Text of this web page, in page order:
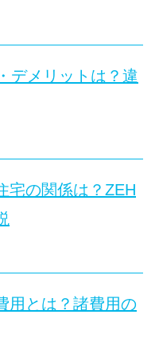
（再エネ除く）が35％以上
（再エネ含む）が100％以上
宅の違い
ト
い
タイミング
のタイミング
して「OK！」と言える理由
り傾向
する制度を上手に使いこなす
入のタイミング5選
現金化する」「どちらか
確認したいポイントを、
ぐ前に、登記名義、住宅
適したちょうどよい広さと
デメリットは？違
重要な指標の1つが「断熱等
新設され、従来よりも高性
宅の関係は？ZEH
ボンニュートラル」や「
用とは？諸費用の